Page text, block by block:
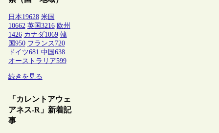
日本19628 米国
10662 英国 3216 欧州
1426 カナダ1069 韓
国 950 フランス 720
ドイツ681 中国 638
オーストラリア599
続きを見る
「カレントアウェ
アネス-R」新着記
事